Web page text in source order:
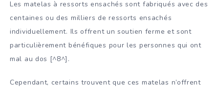
Les matelas à ressorts ensachés sont fabriqués avec des
centaines ou des milliers de ressorts ensachés
individuellement. Ils offrent un soutien ferme et sont
particulièrement bénéfiques pour les personnes qui ont
mal au dos [^8^].
Cependant, certains trouvent que ces matelas n’offrent